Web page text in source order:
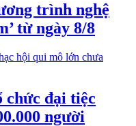
trình nghệ
từ ngày 8/8
chức đại tiệc
người